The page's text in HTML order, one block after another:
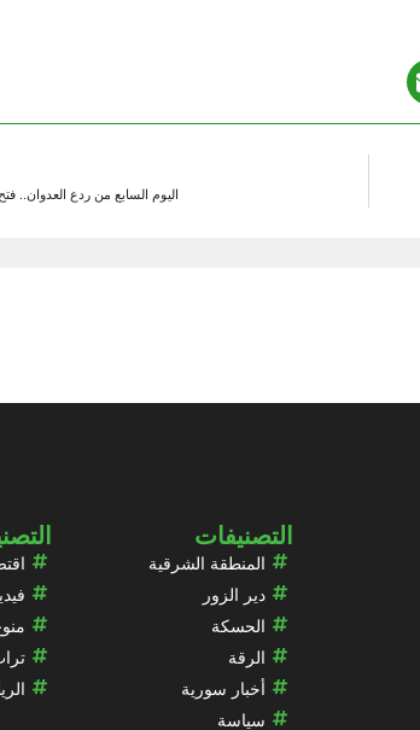
اليوم السابع من ردع العدوان..
التصنيفات
المنطقة الشرقية
دير الزور
الحسكة
الرقة
أخبار سورية
سياسة